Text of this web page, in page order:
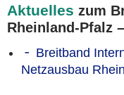
Aktuelles zum
Rheinland-Pfalz
Breitband
Netzausbau